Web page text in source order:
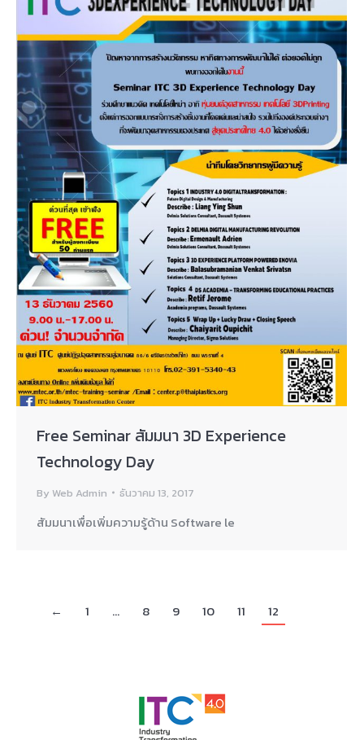
Free Seminar สัมมนา 3D Experience
Technology Day
By Web Admin ธันวาคม 13, 2017
สัมมนาเพื่อเพิ่มความรู้ด้าน Software le
← 1 … 8 9 10 11 12